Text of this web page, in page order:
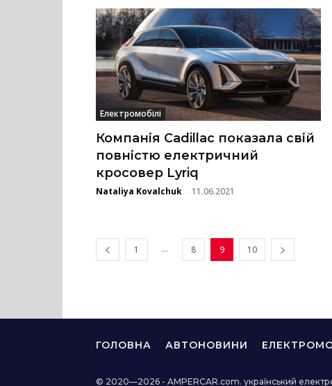
Електромобілі
Компанія Cadillac показала свій
повністю електричний
кросовер Lyriq
Nataliya Kovalchuk - 11.06.2021
1 ... 8 9 10
ГОЛОВНА АВТОНОВИНИ
© 2020—2026 - AMPERCAR.com. український